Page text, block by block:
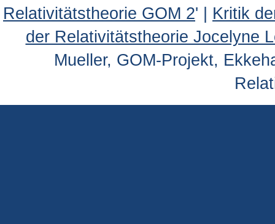
Relativitätstheorie GOM 2' | Kritik
der Relativitätstheorie Jocelyne
Mueller, GOM-Projekt,